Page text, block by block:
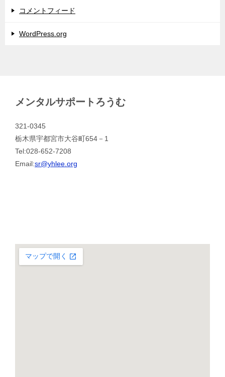
コメントフィード
WordPress.org
メンタルサポートろうむ
321-0345
栃木県宇都宮市大谷町654－1
Tel:028-652-7208
Email:sr@yhlee.org